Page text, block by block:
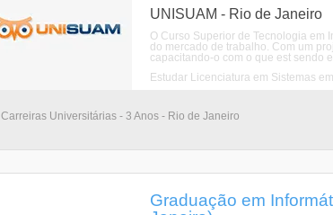
UNISUAM - Rio de Janeiro
O Curso Superior de Tecnologia em
do mercado de trabalho. Com um
capacitando-o com o que est sendo
Estudar Licenciatura em Sistemas
Carreiras Universitárias - 3 Anos - Rio de Janeiro
Graduação em